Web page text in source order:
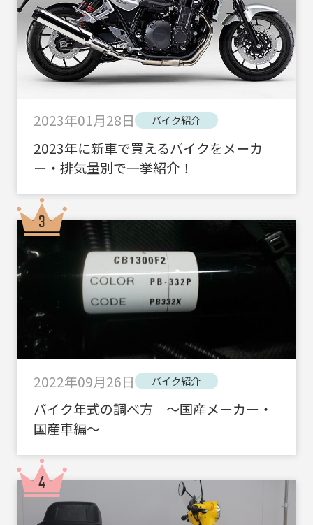
2023年01月28日 バイク紹介
2023年に新車で買えるバイクをメーカ
ー・排気量別で一挙紹介！
2022年09月26日 バイク紹介
バイク年式の調べ方 ～国産メーカー・
国産車編～